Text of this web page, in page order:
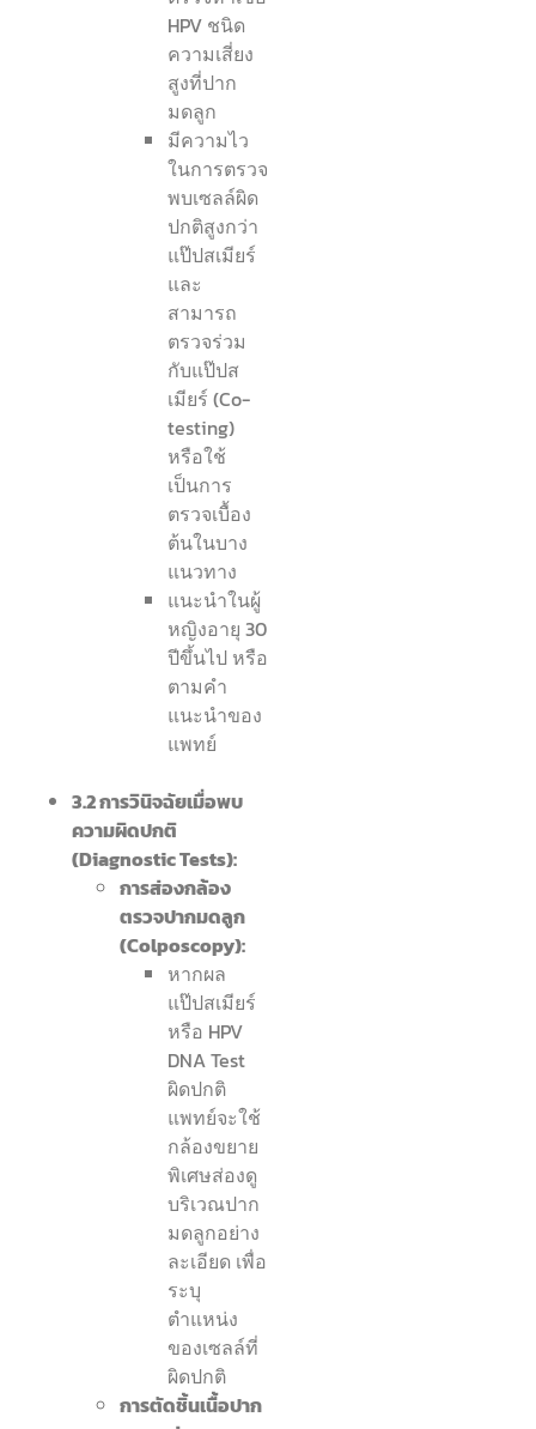
HPV ชนิด
ความเสี่ยง
สูงที่ปาก
มดลูก
มีความไว
ในการตรวจ
พบเซลล์ผิด
ปกติสูงกว่า
แป๊ปสเมียร์
และ
สามารถ
ตรวจร่วม
กับแป๊ปส
เมียร์ (Co-
testing)
หรือใช้
เป็นการ
ตรวจเบื้อง
ต้นในบาง
แนวทาง
แนะนำในผู้
หญิงอายุ 30
ปีขึ้นไป หรือ
ตามคำ
แนะนำของ
แพทย์
3.2 การวินิจฉัยเมื่อพบ
ความผิดปกติ
(Diagnostic Tests):
การส่องกล้อง
ตรวจปากมดลูก
(Colposcopy):
หากผล
แป๊ปสเมียร์
หรือ HPV
DNA Test
ผิดปกติ
แพทย์จะใช้
กล้องขยาย
พิเศษส่องดู
บริเวณปาก
มดลูกอย่าง
ละเอียด เพื่อ
ระบุ
ตำแหน่ง
ของเซลล์ที่
ผิดปกติ
การตัดชิ้นเนื้อปาก